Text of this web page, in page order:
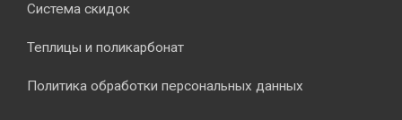
Система скидок
Теплицы и поликарбонат
Политика обработки персональных данных